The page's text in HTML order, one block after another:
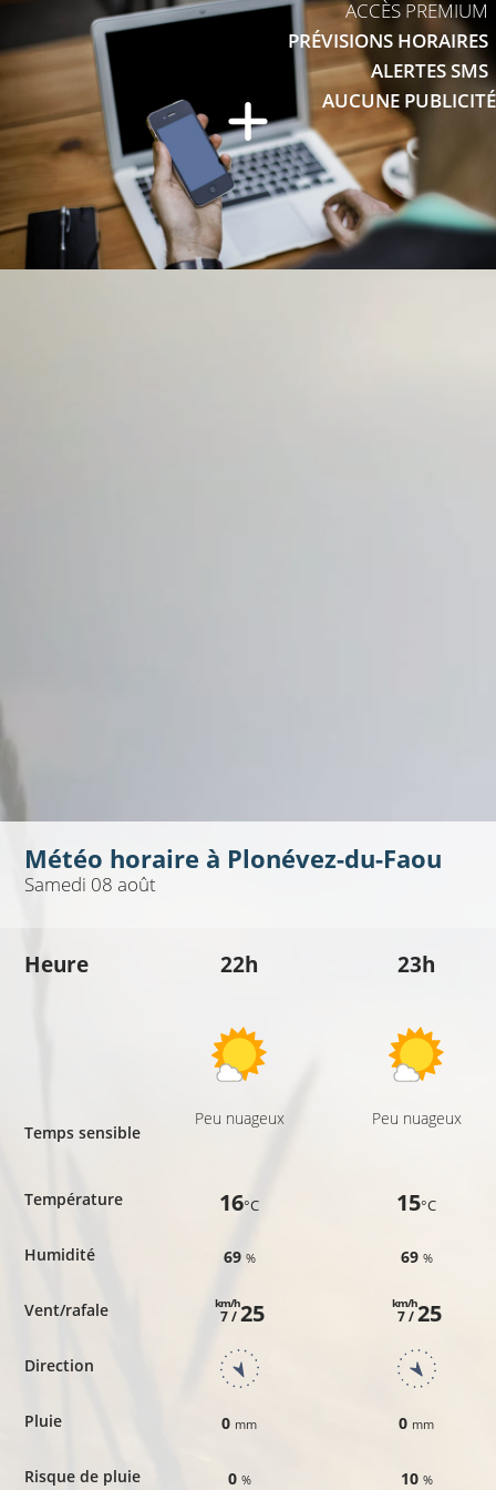
ACCÈS PREMIUM
PRÉVISIONS HORAIRES
ALERTES SMS
AUCUNE PUBLICITÉ
Météo horaire à Plonévez-du-Faou
Samedi 08 août
Heure
Temps sensible
Température
Humidité
Vent/rafale
Direction
Pluie
Risque de pluie
22h
Peu nuageux
16°C
69 %
7 /
km/h25
0 mm
0 %
23h
Peu nuageux
15°C
69 %
7 /
km/h25
0 mm
10 %